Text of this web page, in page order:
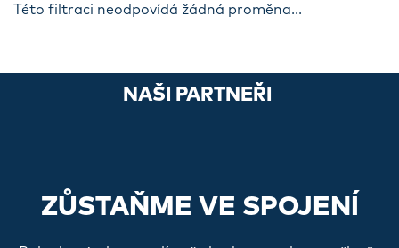
Této filtraci neodpovídá žádná proměna...
NAŠI PARTNEŘI
ZŮSTAŇME VE SPOJENÍ